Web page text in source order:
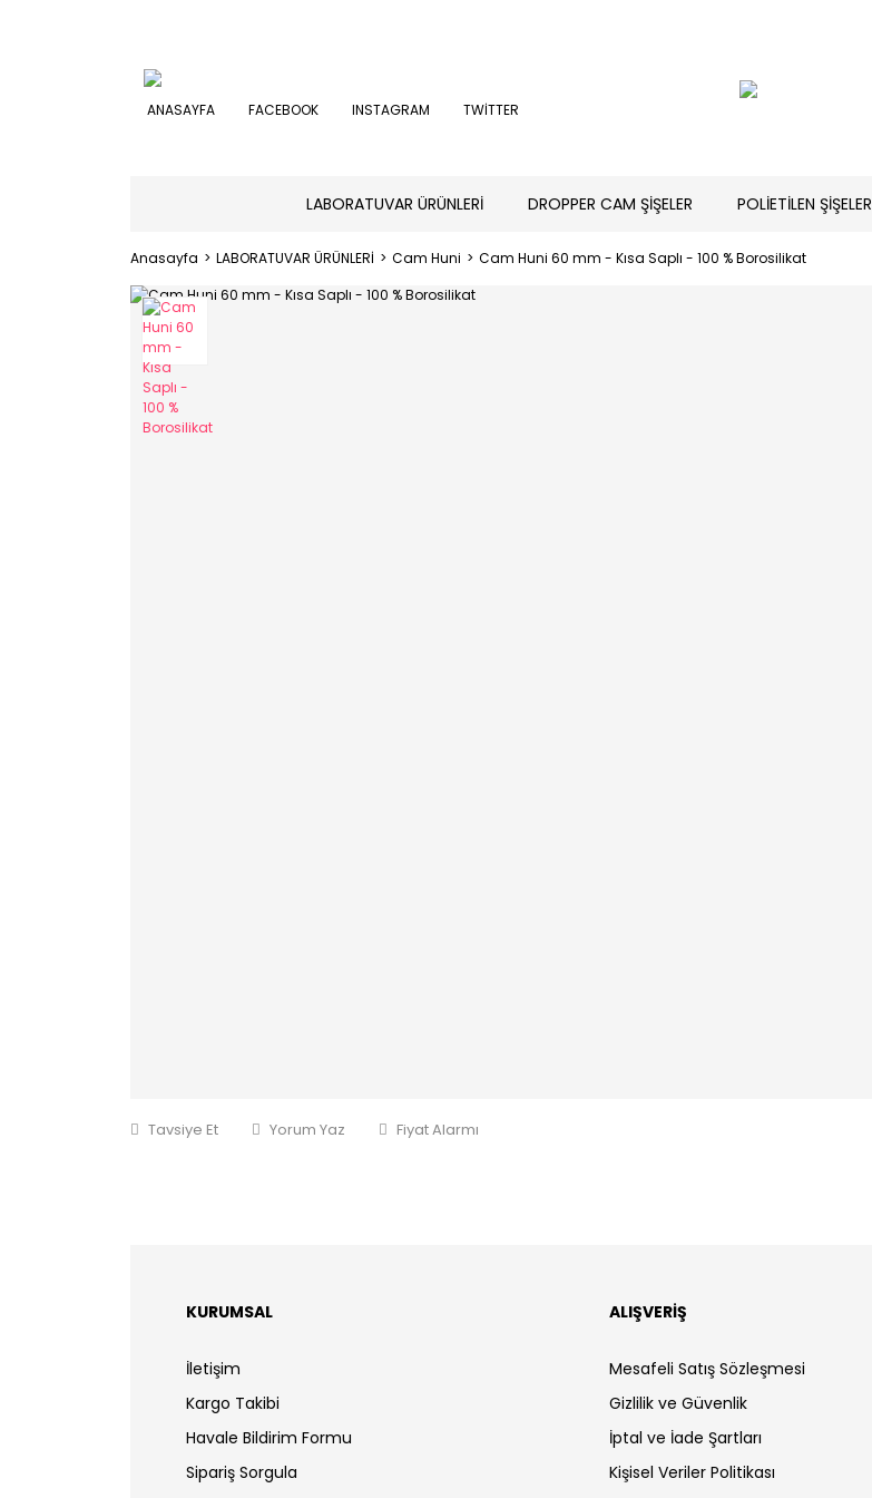
ANASAYFA FACEBOOK INSTAGRAM TWİTTER
LABORATUVAR ÜRÜNLERİ DROPPER CAM ŞİŞELER POLİETİLEN ŞİŞELER
Anasayfa LABORATUVAR ÜRÜNLERİ Cam Huni Cam Huni 60 mm - Kısa Saplı - 100 % Borosilikat
Tavsiye Et Yorum Yaz Fiyat Alarmı
KURUMSAL
İletişim
Kargo Takibi
Havale Bildirim Formu
Sipariş Sorgula
ALIŞVERİŞ
Mesafeli Satış Sözleşmesi
Gizlilik ve Güvenlik
İptal ve İade Şartları
Kişisel Veriler Politikası